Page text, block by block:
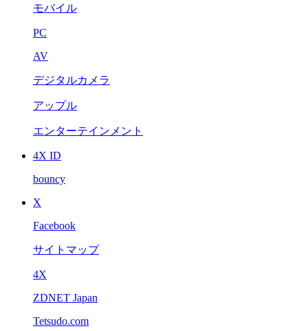
モバイル
PC
AV
デジタルカメラ
アップル
エンターテインメント
4X ID
bouncy
X
Facebook
サイトマップ
4X
ZDNET Japan
Tetsudo.com